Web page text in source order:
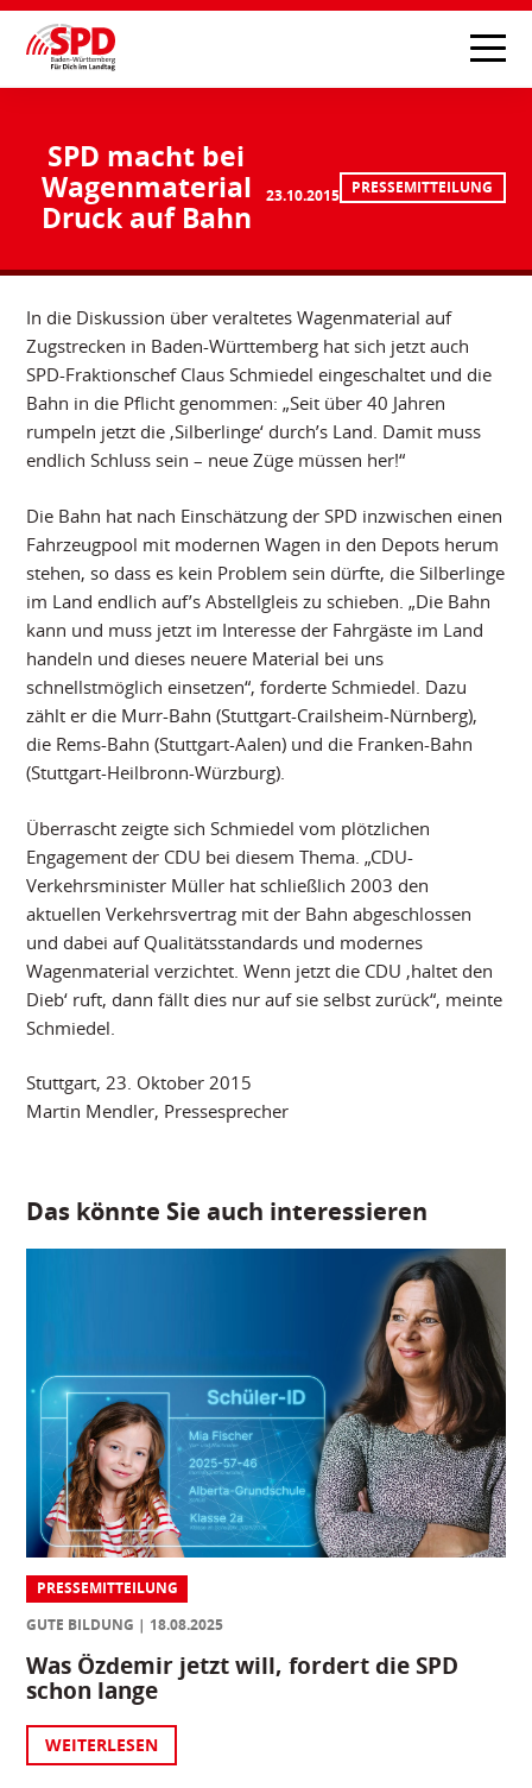
SPD macht bei
Wagenmaterial
Druck auf Bahn
23.10.2015 PRESSEMITTEILUNG
In die Diskussion über veraltetes Wagenmaterial auf
Zugstrecken in Baden-Württemberg hat sich jetzt auch
SPD-Fraktionschef Claus Schmiedel eingeschaltet und die
Bahn in die Pflicht genommen: „Seit über 40 Jahren
rumpeln jetzt die ‚Silberlinge‘ durch’s Land. Damit muss
endlich Schluss sein – neue Züge müssen her!“
Die Bahn hat nach Einschätzung der SPD inzwischen einen
Fahrzeugpool mit modernen Wagen in den Depots herum
stehen, so dass es kein Problem sein dürfte, die Silberlinge
im Land endlich auf’s Abstellgleis zu schieben. „Die Bahn
kann und muss jetzt im Interesse der Fahrgäste im Land
handeln und dieses neuere Material bei uns
schnellstmöglich einsetzen“, forderte Schmiedel. Dazu
zählt er die Murr-Bahn (Stuttgart-Crailsheim-Nürnberg),
die Rems-Bahn (Stuttgart-Aalen) und die Franken-Bahn
(Stuttgart-Heilbronn-Würzburg).
Überrascht zeigte sich Schmiedel vom plötzlichen
Engagement der CDU bei diesem Thema. „CDU-
Verkehrsminister Müller hat schließlich 2003 den
aktuellen Verkehrsvertrag mit der Bahn abgeschlossen
und dabei auf Qualitätsstandards und modernes
Wagenmaterial verzichtet. Wenn jetzt die CDU ‚haltet den
Dieb‘ ruft, dann fällt dies nur auf sie selbst zurück“, meinte
Schmiedel.
Stuttgart, 23. Oktober 2015
Martin Mendler, Pressesprecher
Das könnte Sie auch interessieren
PRESSEMITTEILUNG
GUTE BILDUNG
18.08.2025
Was Özdemir jetzt will, fordert die SPD
schon lange
WEITERLESEN